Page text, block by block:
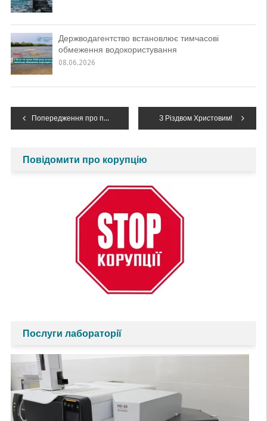
Держводагентство встановлює тимчасові
обмеження водокористування
08.06.2026
Навігація
Попередження про подальший підйом води і вихід на заплаву! З Різдвом Христовим!
Повідомити про корупцію
Послуги лабораторії